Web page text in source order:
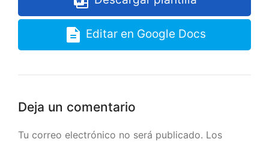
Editar en Google Docs
Deja un comentario
Tu correo electrónico no será publicado. Los